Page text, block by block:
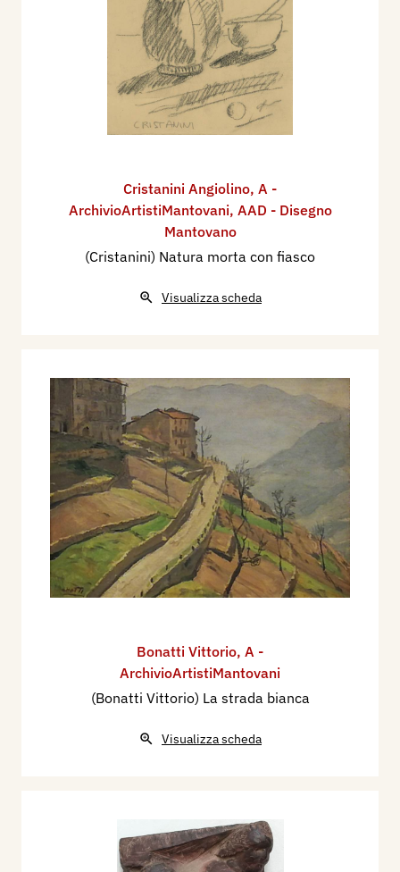
Cristanini Angiolino, A -
ArchivioArtistiMantovani, AAD - Disegno
Mantovano
(Cristanini) Natura morta con fiasco
Visualizza scheda
Bonatti Vittorio, A -
ArchivioArtistiMantovani
(Bonatti Vittorio) La strada bianca
Visualizza scheda